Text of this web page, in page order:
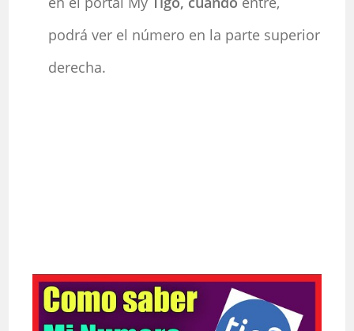
podrá ver el número en la parte superior
derecha.